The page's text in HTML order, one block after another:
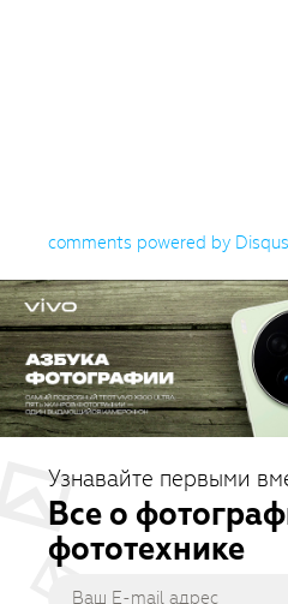
comments powered by Disqus
Узнавайте первыми
Все о
фототехнике